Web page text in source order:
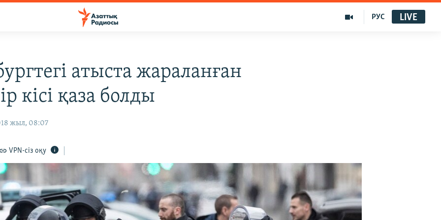
РУС LIVE
атыста жараланған
кісі қаза болды
жыл, 08:07
VPN-сіз оқу